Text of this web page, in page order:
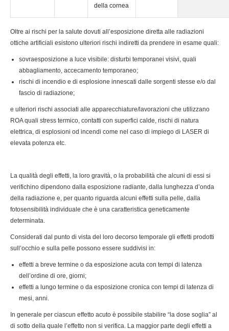
della cornea
Oltre ai rischi per la salute dovuti all’esposizione diretta alle radiazioni
ottiche artificiali esistono ulteriori rischi indiretti da prendere in esame quali:
sovraesposizione a luce visibile: disturbi temporanei visivi, quali
abbagliamento, accecamento temporaneo;
rischi di incendio e di esplosione innescati dalle sorgenti stesse e/o dal
fascio di radiazione;
e ulteriori rischi associati alle apparecchiature/lavorazioni che utilizzano
ROA quali stress termico, contatti con superfici calde, rischi di natura
elettrica, di esplosioni od incendi come nel caso di impiego di LASER di
elevata potenza etc.
La qualità degli effetti, la loro gravità, o la probabilità che alcuni di essi si
verifichino dipendono dalla esposizione radiante, dalla lunghezza d’onda
della radiazione e, per quanto riguarda alcuni effetti sulla pelle, dalla
fotosensibilità individuale che è una caratteristica geneticamente
determinata.
Considerati dal punto di vista del loro decorso temporale gli effetti prodotti
sull’occhio e sulla pelle possono essere suddivisi in:
effetti a breve termine o da esposizione acuta con tempi di latenza
dell’ordine di ore, giorni;
effetti a lungo termine o da esposizione cronica con tempi di latenza di
mesi, anni.
In generale per ciascun effetto acuto è possibile stabilire “la dose soglia” al
di sotto della quale l’effetto non si verifica. La maggior parte degli effetti a